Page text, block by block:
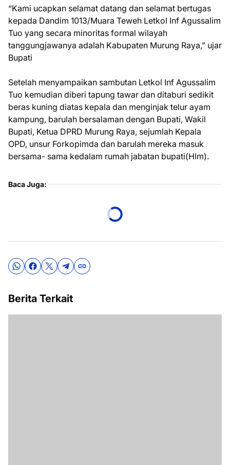
“Kami ucapkan selamat datang dan selamat bertugas
kepada Dandim 1013/Muara Teweh Letkol Inf Agussalim
Tuo yang secara minoritas formal wilayah
tanggungjawanya adalah Kabupaten Murung Raya,” ujar
Bupati
Setelah menyampaikan sambutan Letkol Inf Agussalim
Tuo kemudian diberi tapung tawar dan ditaburi sedikit
beras kuning diatas kepala dan menginjak telur ayam
kampung, barulah bersalaman dengan Bupati, Wakil
Bupati, Ketua DPRD Murung Raya, sejumlah Kepala
OPD, unsur Forkopimda dan barulah mereka masuk
bersama- sama kedalam rumah jabatan bupati(Hlm).
Baca Juga:
Berita Terkait